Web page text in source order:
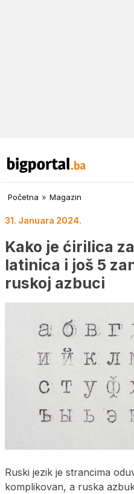
Početna » Magazin
31. Januara 2024.
Kako je ćirilica
latinica i još 5
ruskoj azbuci
Ruski jezik je strancima
komplikovan, a ruska